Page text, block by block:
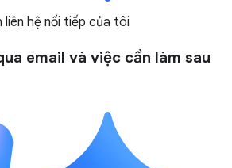
liên hệ nối tiếp của tôi
email và việc cần làm sau